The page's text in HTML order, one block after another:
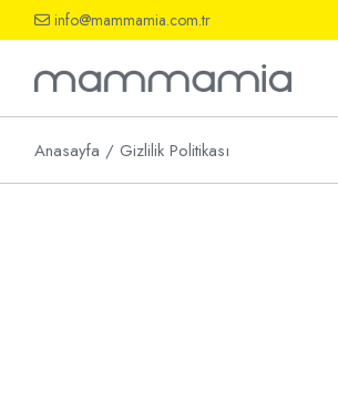
info@mammamia.com.tr
Anasayfa Gizlilik Politikası